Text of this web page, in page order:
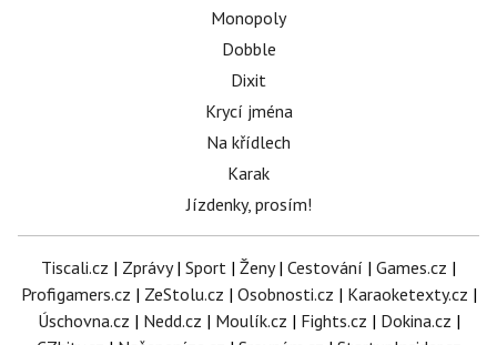
Monopoly
Dobble
Dixit
Krycí jména
Na křídlech
Karak
Jízdenky, prosím!
Tiscali.cz | Zprávy| Sport | Ženy| Cestování | Games.cz |
Profigamers.cz | ZeStolu.cz | Osobnosti.cz | Karaoketexty.cz |
Úschovna.cz | Nedd.cz | Moulík.cz | Fights.cz | Dokina.cz |